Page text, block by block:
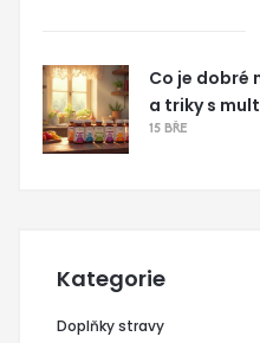
Co je dobré
a triky s
15 BŘE
Kategorie
Doplňky stravy